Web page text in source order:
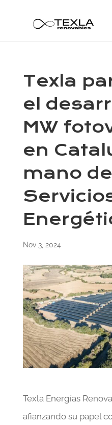
Texla
el
MW
en
mano
Nov 3, 2024
Texla Energías
afianzando su papel